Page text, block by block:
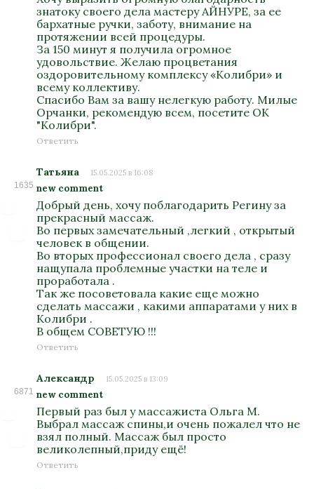
знатоку своего дела мастеру АЙНУРЕ, за ее
бархатные ручки, заботу, внимание на
протяжении всей процедуры.
За 150 минут я получила огромное
удовольствие. Желаю процветания
оздоровительному комплексу «Колибри» и
всему коллективу.
Спасибо Вам за вашу нелегкую работу. Милые
Орчанки, рекомендую всем, посетите ОК
"Колибри".
Ответить
1635
Татьяна 15.05.2025 в 16:08
new comment
Добрый день, хочу поблагодарить Регину за
прекрасный массаж.
Во первых замечательный ,легкий , открытый
человек в общении.
Во вторых профессионал своего дела , сразу
нащупала проблемные участки на теле и
проработала .
Так же посоветовала какие еще можно
сделать массажи , какими аппаратами у них в
Колибри .
В общем СОВЕТУЮ !!!
Ответить
6871
Александр 15.05.2025 в 13:09
new comment
Первый раз был у массажиста Ольга М.
Выбрал массаж спины,и очень пожалел что не
взял полный. Массаж был просто
великолепный,приду ещё!
Ответить